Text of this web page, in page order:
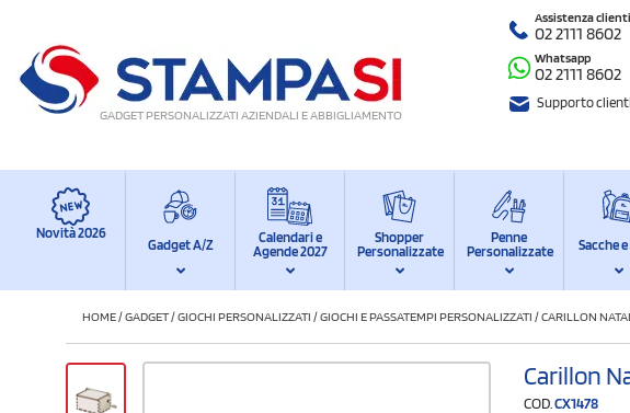
GADGET PERSONALIZZATI AZIENDALI E ABBIGLIAMENTO
Assistenza clienti
02 2111 8602
Whatsapp
02 2111 8602
Supporto clienti
Novità 2026
Gadget A/Z
Calendari e
Agende 2027
Shopper
Personalizzate
Penne
Personalizzate
Sacche
HOME/GADGET/GIOCHI PERSONALIZZATI /GIOCHI E PASSATEMPI PERSONALIZZATI /CARILLON
Carillon
COD. CX1478